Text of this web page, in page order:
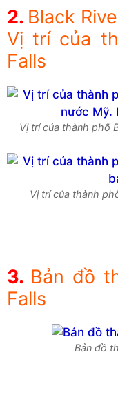
Black
Vị trí của
Falls
Vị trí của thành phố
Vị trí của thành
Bản đồ
Falls
Bản đồ